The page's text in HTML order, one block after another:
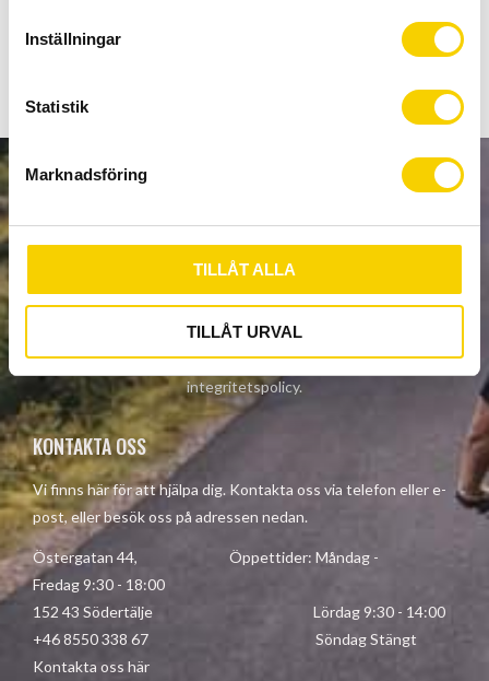
s
v
l
Inställningar
Statistik
Marknadsföring
TILLÅT ALLA
TILLÅT URVAL
Visa alla produkter från Thule
PRENUMERERA
Dina personuppgifter behandlas i enlighet med vår
integritetspolicy.
KONTAKTA OSS
Vi finns här för att hjälpa dig. Kontakta oss via telefon eller e-
post, eller besök oss på adressen nedan.
Östergatan 44, Öppettider: Måndag -
Fredag 9:30 - 18:00
152 43 Södertälje Lördag 9:30 - 14:00
+46 8550 338 67 Söndag Stängt
Kontakta oss här